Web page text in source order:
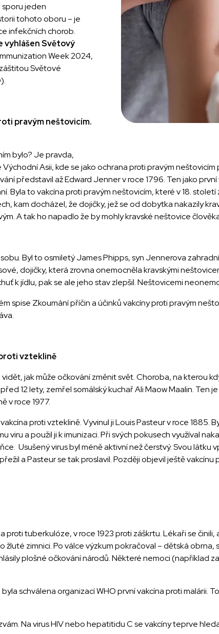
sporu jeden
tohoto oboru – je
infekčních chorob.
vyhlášen Světový
Week 2024,
Světové
pravým neštovicím.
bylo? Je pravda,
Východní Asii, kde se jako ochrana proti pravým
představil až Edward Jenner v roce 1796. Ten jako
Byla to vakcína proti pravým neštovicím, které v 18.
kam docházel, že dojičky, jež se od dobytka nakazily
A tak ho napadlo že by mohly kravské neštovice
Byl to osmiletý James Phipps, syn Jennerova
dojičky, která zrovna onemocněla kravskými
k jídlu, pak se ale jeho stav zlepšil. Neštovicemi
spise Zkoumání příčin a účinků vakcíny proti pravým
vzteklině
jak může očkování změnit svět. Choroba, na kterou
12 lety, zemřel somálský kuchař Ali Maow Maalin. Ten
v roce 1977.
proti vzteklině. Vyvinul ji Louis Pasteur v roce 1885.
viru a použil ji k imunizaci. Při svých pokusech využíval
Usušený virus byl méně aktivní než čerstvý. Svou
a Pasteur se tak proslavil. Později objevil ještě
proti tuberkulóze, v roce 1923 proti záškrtu. Lékaři se
zimnici. Po válce výzkum pokračoval – dětská obrna,
plošné očkování národů. Některé nemoci (například
schválena organizací WHO první vakcína proti malárii.
Na virus HIV nebo hepatitidu C se vakcíny teprve